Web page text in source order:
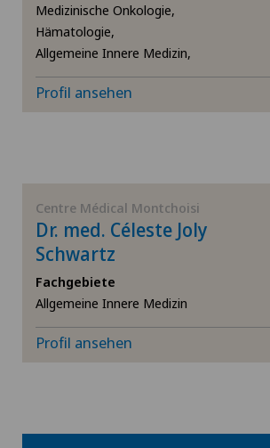
Dünndarmchirurgie
Ellbogenchirurgie
Erektile Dysfunktion
Erkrankungen der Nebenschilddrüse
FEMTO-LASIK-Verfahren
Fersenschmerzen
Locarno
Lugano
Medicentre Courroux
Medicentre Courtelary
Medicentre Moutier
Medicentre Tavannes
Medizinische Onkologie,
Hämatologie,
Allgemeine Innere Medizin,
Profil ansehen
Centre Médical Montchoisi
Dr. med. Céleste Joly
Schwartz
Fachgebiete
Allgemeine Innere Medizin
Profil ansehen